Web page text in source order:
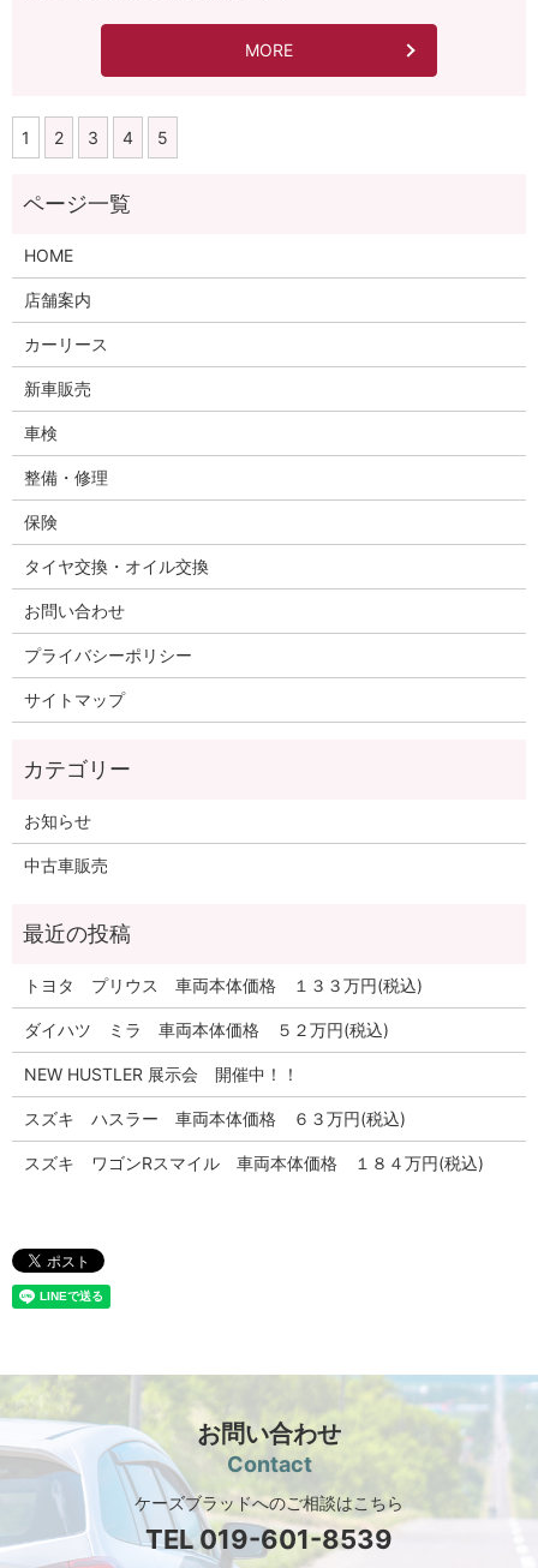
MORE
1 2 3 4 5
HOME
店舗案内
カーリース
新車販売
車検
整備・修理
保険
タイヤ交換・オイル交換
お問い合わせ
プライバシーポリシー
サイトマップ
お知らせ
中古車販売
トヨタ プリウス 車両本体価格 １３３万円(税込)
ダイハツ ミラ 車両本体価格 ５２万円(税込)
NEW HUSTLER 展示会 開催中！！
スズキ ハスラー 車両本体価格 ６３万円(税込)
スズキ ワゴンRスマイル 車両本体価格 １８４万円(税込)
お問い合わせ
Contact
ケーズブラッドへのご相談はこちら
TEL019-601-8539